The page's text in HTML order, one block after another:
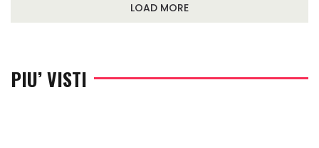
LOAD MORE
PIU’ VISTI